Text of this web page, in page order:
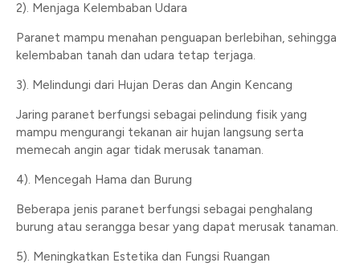
2). Menjaga Kelembaban Udara
Paranet mampu menahan penguapan berlebihan, sehingga
kelembaban tanah dan udara tetap terjaga.
3). Melindungi dari Hujan Deras dan Angin Kencang
Jaring paranet berfungsi sebagai pelindung fisik yang
mampu mengurangi tekanan air hujan langsung serta
memecah angin agar tidak merusak tanaman.
4). Mencegah Hama dan Burung
Beberapa jenis paranet berfungsi sebagai penghalang
burung atau serangga besar yang dapat merusak tanaman.
5). Meningkatkan Estetika dan Fungsi Ruangan